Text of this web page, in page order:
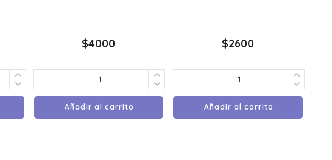
$4000
Añadir al carrito
$2600
Añadir al carrito